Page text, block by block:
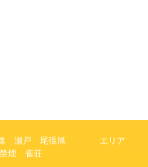
日進 瀬戸 尾張旭 エリア
煙 雀荘